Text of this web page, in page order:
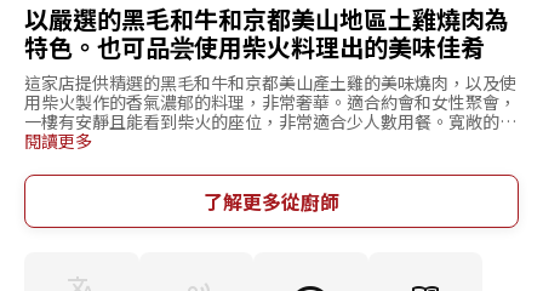
以嚴選的黑毛和牛和京都美山地區土雞燒肉為
特色。也可品尝使用柴火料理出的美味佳肴
這家店提供精選的黑毛和牛和京都美山產土雞的美味燒肉，以及使
用柴火製作的香氣濃郁的料理，非常奢華。適合約會和女性聚會，
一樓有安靜且能看到柴火的座位，非常適合少人數用餐。寬敞的二
樓座位可用於30人以上的宴會。餐飲搭配的飲品包括全國各地精選
和水果酒等多種選擇。提供人氣菜品的120分鐘暢飲套餐，既有實
惠的經典套餐，也有精選食材的奢華套餐，可根據不同需要選擇。
店鋪位於「五條站」步行2分鐘，在於鳥丸通街道的復古單獨建
閱讀更多
了解更多從廚師